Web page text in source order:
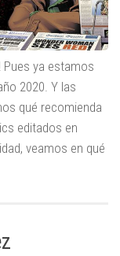
Pues ya estamos
2020. Y las
qué recomienda
editados en
veamos en qué